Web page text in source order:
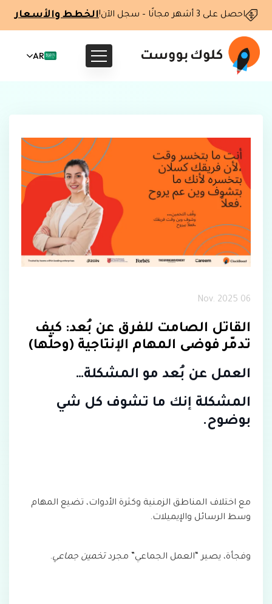
احصل على 3 أشهر مجانًا – سجل الآن! الخطط والأسعار
AR
06 Nov. 2025
القاتل الصامت للفرق عن بُعد: كيف
تدمّر فوضى المهام الإنتاجية (وحلّها)
العمل عن بُعد مو المشكلة…
المشكلة إنك ما تشوف كل شي
بوضوح.
مع اختلاف المناطق الزمنية وكثرة الأدوات، تضيع المهام
وسط الرسائل والإيميلات.
وفجأة، يصير “العمل الجماعي” مجرد تخمين جماعي.